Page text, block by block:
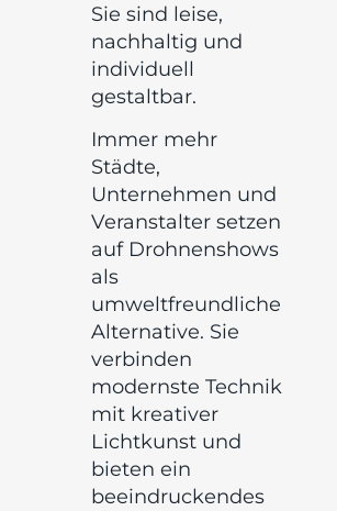
Sie sind leise,
nachhaltig und
individuell
gestaltbar.
Immer mehr
Städte,
Unternehmen und
Veranstalter setzen
auf Drohnenshows
als
umweltfreundliche
Alternative. Sie
verbinden
modernste Technik
mit kreativer
Lichtkunst und
bieten ein
beeindruckendes